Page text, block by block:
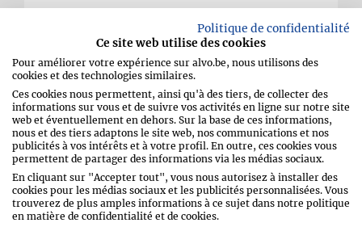
Loaded nachos
Émincez finement l’oignon. Coupez les
tomates cerises en quartiers et le poivron
vert en petits dés.
Politique de confidentialité
Ce site web utilise des cookies
Pour améliorer votre expérience sur alvo.be, nous utilisons des
cookies et des technologies similaires.
Ces cookies nous permettent, ainsi qu'à des tiers, de collecter des
informations sur vous et de suivre vos activités en ligne sur notre site
web et éventuellement en dehors. Sur la base de ces informations,
nous et des tiers adaptons le site web, nos communications et nos
publicités à vos intérêts et à votre profil. En outre, ces cookies vous
permettent de partager des informations via les médias sociaux.
En cliquant sur "Accepter tout", vous nous autorisez à installer des
cookies pour les médias sociaux et les publicités personnalisées. Vous
trouverez de plus amples informations à ce sujet dans notre politique
en matière de confidentialité et de cookies.